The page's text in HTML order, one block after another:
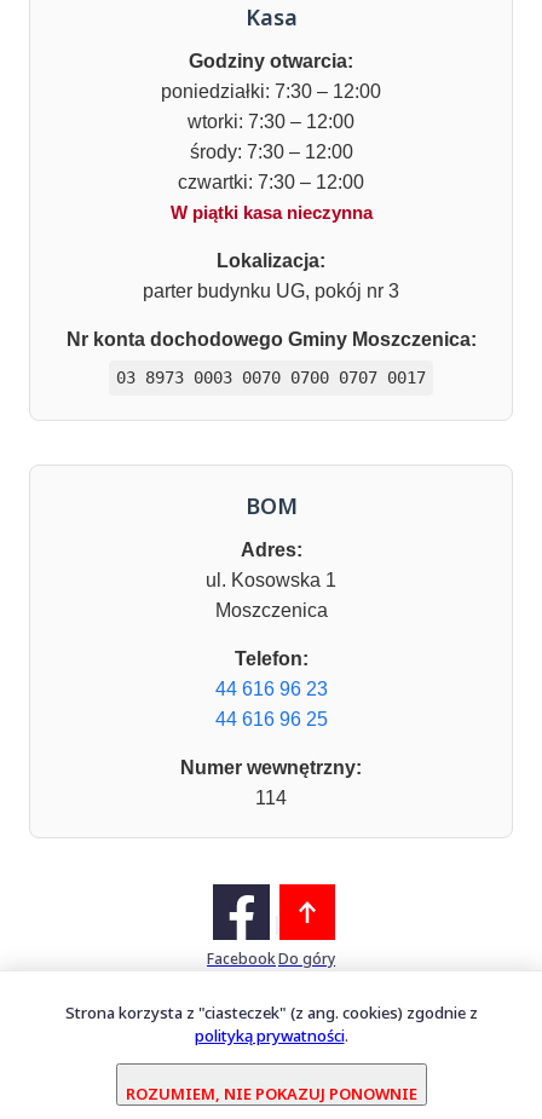
Kasa
Godziny otwarcia:
poniedziałki: 7:30 – 12:00
wtorki: 7:30 – 12:00
środy: 7:30 – 12:00
czwartki: 7:30 – 12:00
W piątki kasa nieczynna
Lokalizacja:
parter budynku UG, pokój nr 3
Nr konta dochodowego Gminy Moszczenica:
03 8973 0003 0070 0700 0707 0017
BOM
Adres:
ul. Kosowska 1
Moszczenica
Telefon:
44 616 96 23
44 616 96 25
Numer wewnętrzny:
114
FacebookDo góry
Strona korzysta z "ciasteczek" (z ang. cookies) zgodnie z
polityką prywatności.
ROZUMIEM, NIE POKAZUJ PONOWNIE